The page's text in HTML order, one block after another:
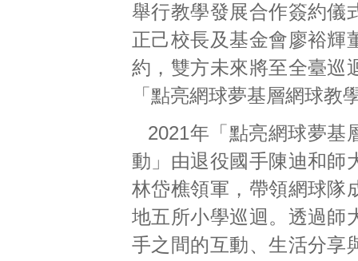
舉行教學發展合作簽約儀
正己校長及基金會廖裕輝
約，雙方未來將至全臺巡
「點亮網球夢基層網球教
2021年「點亮網球夢基
動」由退役國手陳迪和師
林岱樵領軍，帶領網球隊
地五所小學巡迴。透過師
手之間的互動、生活分享